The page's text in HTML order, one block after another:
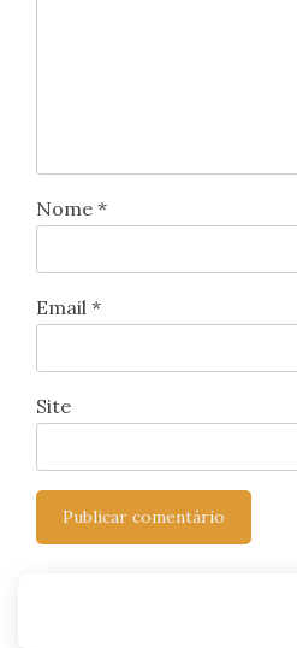
Nome *
Email *
Site